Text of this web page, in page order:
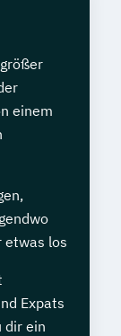
einem
etwas los
Expats
dir ein